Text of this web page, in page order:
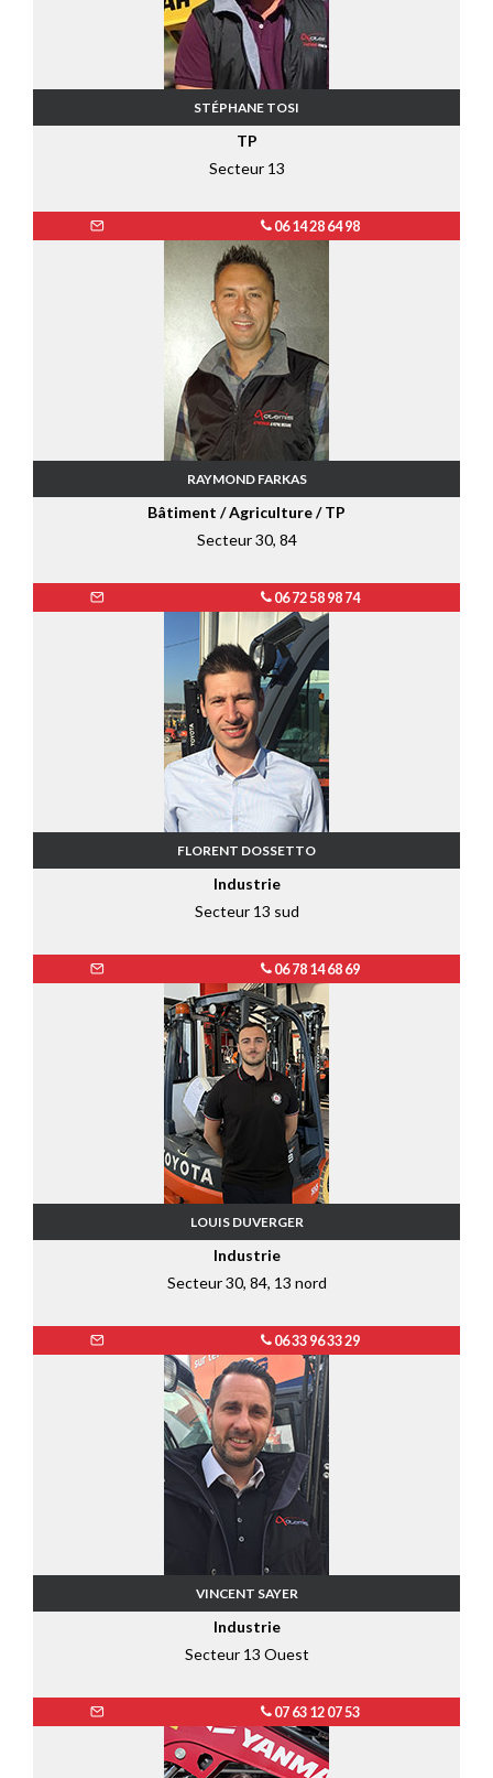
STÉPHANE TOSI
TP
Secteur 13
06 14 28 64 98
RAYMOND FARKAS
Bâtiment / Agriculture / TP
Secteur 30, 84
06 72 58 98 74
FLORENT DOSSETTO
Industrie
Secteur 13 sud
06 78 14 68 69
LOUIS DUVERGER
Industrie
Secteur 30, 84, 13 nord
06 33 96 33 29
VINCENT SAYER
Industrie
Secteur 13 Ouest
07 63 12 07 53